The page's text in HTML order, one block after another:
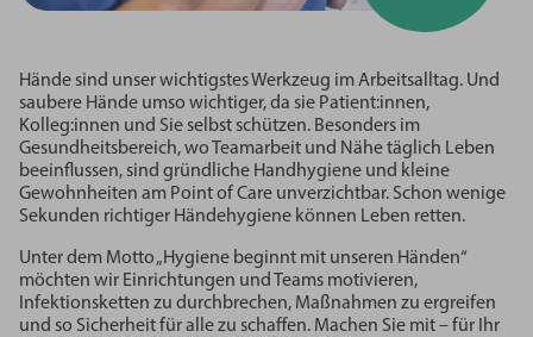
Hände sind unser wichtigstes Werkzeug im Arbeitsalltag. Und
saubere Hände umso wichtiger, da sie Patient:innen,
Kolleg:innen und Sie selbst schützen. Besonders im
Gesundheitsbereich, wo Teamarbeit und Nähe täglich Leben
beeinflussen, sind gründliche Handhygiene und kleine
Gewohnheiten am Point of Care unverzichtbar. Schon wenige
Sekunden richtiger Händehygiene können Leben retten.
Unter dem Motto „Hygiene beginnt mit unseren Händen“
möchten wir Einrichtungen und Teams motivieren,
Infektionsketten zu durchbrechen, Maßnahmen zu ergreifen
und so Sicherheit für alle zu schaffen. Machen Sie mit – für Ihr